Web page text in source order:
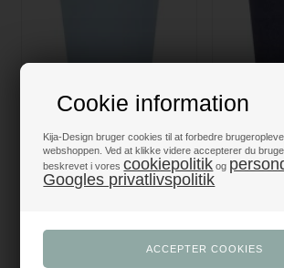
Cookie information
Kija-Design bruger cookies til at forbedre
webshoppen. Ved at klikke videre accepterer du
beskrevet i vorescookiepolitik og
Googles privatlivspolitik
25,00 DKK
Papkrus
25,00 DKK